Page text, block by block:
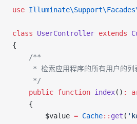
use
class UserController extends
{
    /**
* 检索应用程序的所有用户的列
     */
    public
function index() :
    {
        $value
= Cache:: get (